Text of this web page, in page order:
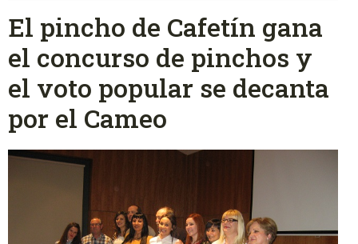
El pincho de Cafetín gana
el concurso de pinchos y
el voto popular se decanta
por el Cameo